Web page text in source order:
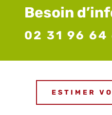
Besoin
02 31 96 64
ESTIMER